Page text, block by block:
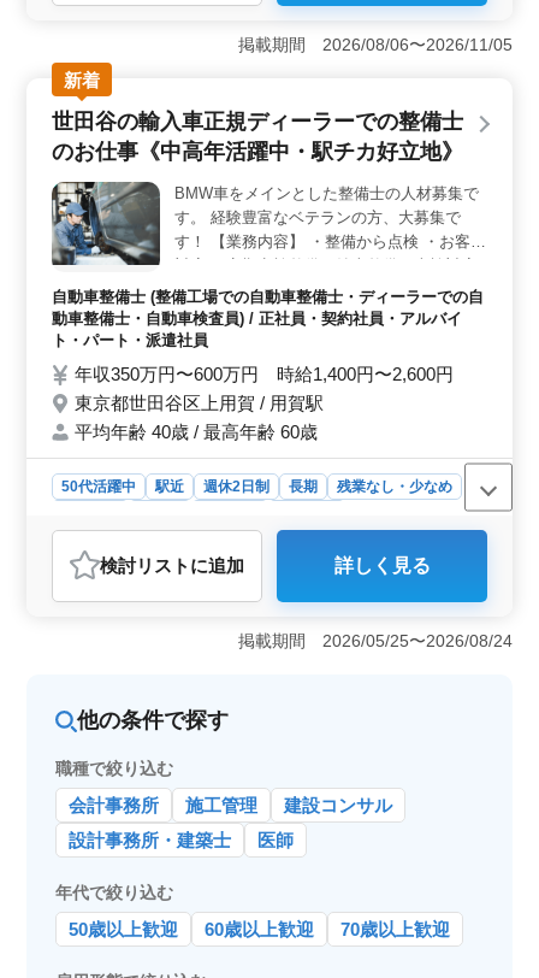
化し、道路、河川、上下水道、橋梁などの施工管理業務
を担当します。豊富な経験を持つ方々が求められてお
り、50代以上の方々の経験が大歓迎です。専門知識を活
かし、都市インフラの発展に貢献しましょう。 ＜給
与や福利厚生の充実＞ 年収450万円〜600万円の魅力的
な給与に加え、交通費は全額支給されます。昇給制度や
資格手当もあり、働きながらスキルアップが期待できま
す。安心して働ける環境が整っています。 ＜働きや
すい環境＞ 週5~6日の勤務で、日祝はしっかり休むこと
ができます。さらに、隔週で土曜日もお休みという工夫
があります。就業時間は08:30～17:30で、月平均20時間
程度の残業が見込まれます。禁煙環境であり、健康を大
切にしながら働ける環境です。
掲載期間 2026/08/06〜2026/11/05
新着
世田谷の輸入車正規ディーラーでの整備士
のお仕事《中高年活躍中・駅チカ好立地》
BMW車をメインとした整備士の人材募集で
す。 経験豊富なベテランの方、大募集で
す！ 【業務内容】 ・整備から点検 ・お客様
・部品の交換・取り付け・補修 ・トラブル
シューティング時の整備業務全般 ※50代以
上積極採用中 ※駅チカ立地
自動車整備士 (整備工場での自動車整備士・ディーラーでの自
動車整備士・自動車検査員) / 正社員・契約社員・アルバイ
ト・パート・派遣社員
年収350万円〜600万円 時給1,400円〜2,600円
東京都世田谷区上用賀 / 用賀駅
平均年齢 40歳 / 最高年齢 60歳
50代活躍中 駅近 週休2日制 長期
残業なし・少なめ
自動車整備士
おすすめポイント
＜世田谷の輸入車正規ディーラーでの整備士募集＞
BMW車をメインとした整備士の募集が行われています。
中高年層が活躍する好立地で、経験豊富な整備士を求め
検整備や車検対応、トラブルシューティング時の整備業
通の便も良好です。 ＜条件＞ 3級自動車整備士以上
と普通自動車免許が必要です。また、自動車整備経験は5
年以上求められます。週5〜6日の勤務で、月曜日が休日
となります。経験豊富な方や中高年の方々、ぜひ積極的
にご応募ください。
検討リスト に追加 詳しく見る
掲載期間 2026/05/25〜2026/08/24
他の条件で探す
職種で絞り込む
会計事務所 施工管理
建設コンサル
設計事務所・建築士
医師
年代で絞り込む
50歳以上歓迎 60歳以上歓迎 70歳以上歓迎